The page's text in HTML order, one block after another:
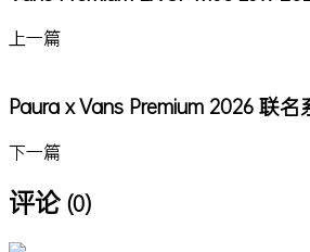
上一篇
Paura x Vans Premium 2026 联名
下一篇
评论 (0)